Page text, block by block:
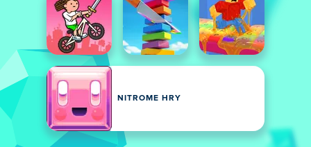
NITROME HRY